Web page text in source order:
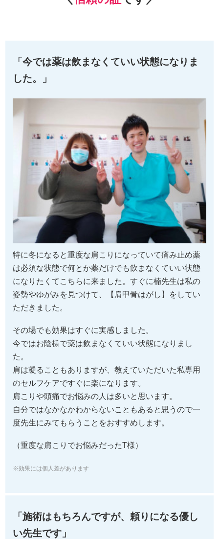
「今では薬は飲まなくていい状態になりま
した。」
特に冬になると重度な肩こりになっていて痛み止め薬
は必須な状態で何とか薬だけでも飲まなくていい状態
になりたくてこちらに来ました。 すぐに楠先生は私の
姿勢やゆがみを見つけて、【肩甲骨はがし】をしてい
ただきました。
その場でも効果はすぐに実感しました。
今ではお陰様で薬は飲まなくていい状態になりまし
た。
肩は凝ることもありますが、教えていただいた私専用
のセルフケアですぐに楽になります。
肩こりや頭痛でお悩みの人は多いと思います。
自分ではなかなかわからないこともあると思うので一
度先生にみてもらうことをおすすめします。
（重度な肩こりでお悩みだったT様）
※効果には個人差があります
「施術はもちろんですが、頼りになる優し
い先生です」